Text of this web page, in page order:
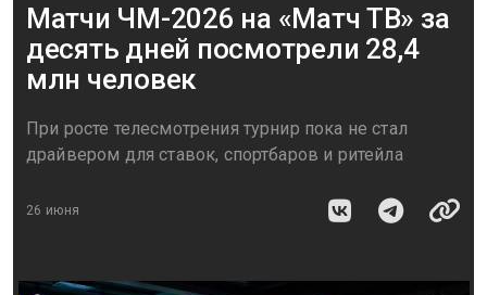
Матчи ЧМ-2026 на «Матч ТВ» за
десять дней посмотрели 28,4
млн человек
При росте телесмотрения турнир пока не стал
драйвером для ставок, спортбаров и ритейла
26 июня